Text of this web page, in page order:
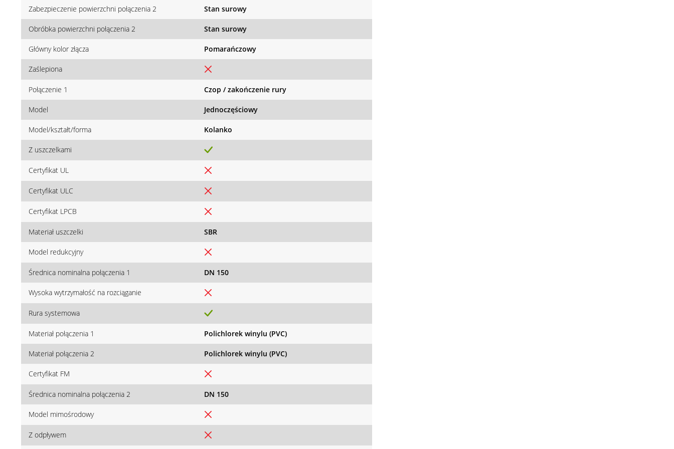
Zabezpieczenie powierzchni połączenia 2 Stan surowy
Obróbka powierzchni połączenia 2 Stan surowy
Główny kolor złącza Pomarańczowy
Zaślepiona
Połączenie 1 Czop / zakończenie rury
Model Jednoczęściowy
Model/kształt/forma Kolanko
Z uszczelkami
Certyfikat UL
Certyfikat ULC
Certyfikat LPCB
Materiał uszczelki SBR
Model redukcyjny
Średnica nominalna połączenia 1 DN 150
Wysoka wytrzymałość na rozciąganie
Rura systemowa
Materiał połączenia 1 Polichlorek winylu (PVC)
Materiał połączenia 2 Polichlorek winylu (PVC)
Certyfikat FM
Średnica nominalna połączenia 2 DN 150
Model mimośrodowy
Z odpływem